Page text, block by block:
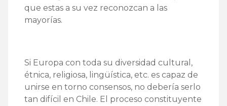
que estas a su vez reconozcan a las
mayorías.
Si Europa con toda su diversidad cultural,
étnica, religiosa, lingüística, etc. es capaz de
unirse en torno consensos, no debería serlo
tan difícil en Chile. El proceso constituyente